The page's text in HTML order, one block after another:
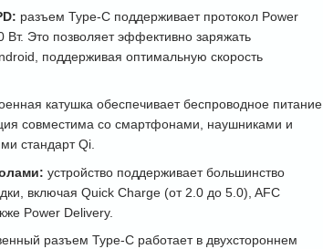
разъем Type-C поддерживает протокол Power
Это позволяет эффективно заряжать
поддерживая оптимальную скорость
катушка обеспечивает беспроводное питание
совместима со смартфонами, наушниками и
стандарт Qi.
устройство поддерживает большинство
включая Quick Charge (от 2.0 до 5.0), AFC
Power Delivery.
разъем Type-C работает в двухстороннем